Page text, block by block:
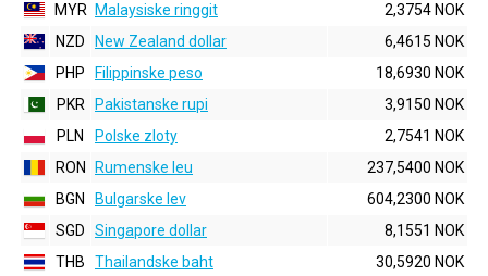
MYR
Malaysiske ringgit
2,3754 NOK
NZD
New Zealand dollar
6,4615 NOK
PHP
Filippinske peso
18,6930 NOK
PKR
Pakistanske rupi
3,9150 NOK
PLN
Polske zloty
2,7541 NOK
RON
Rumenske leu
237,5400 NOK
BGN
Bulgarske lev
604,2300 NOK
SGD
Singapore dollar
8,1551 NOK
THB
Thailandske baht
30,5920 NOK